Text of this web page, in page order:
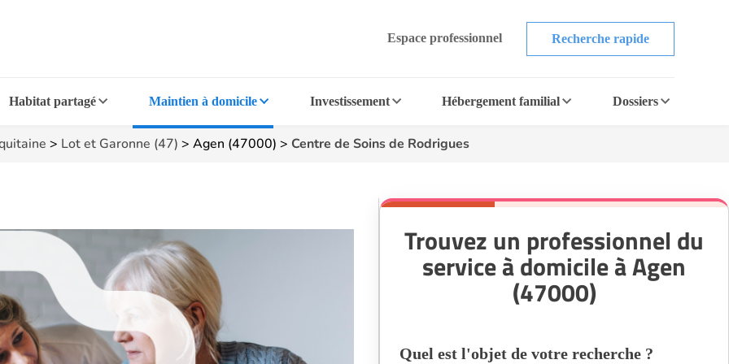
Espace professionnel Recherche rapide
Habitat partagé Maintien à domicile Investissement Hébergement familial Dossiers
> Lot et Garonne (47) > Agen (47000) > Centre de Soins de Rodrigues
Trouvez un professionnel du
service à domicile à Agen
(47000)
Quel est l'objet de votre recherche ?